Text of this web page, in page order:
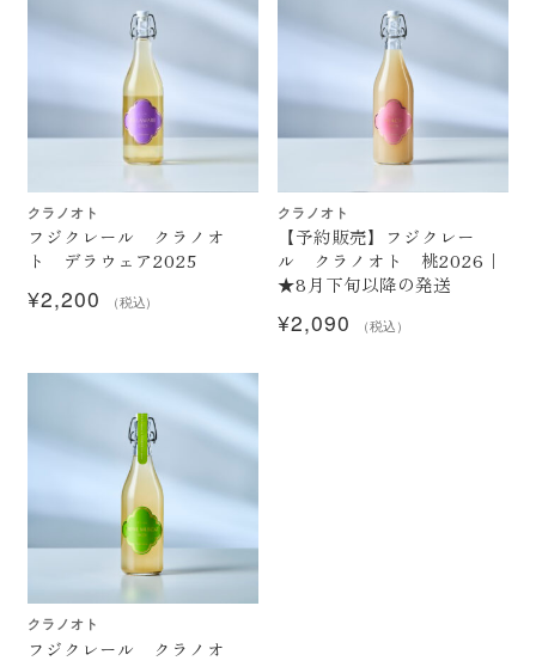
クラノオト
フジクレール クラノオ
ト デラウェア2025
¥2,200 （税込）
クラノオト
【予約販売】フジクレー
ル クラノオト 桃2026｜
★8月下旬以降の発送
¥2,090 （税込）
クラノオト
フジクレール クラノオ